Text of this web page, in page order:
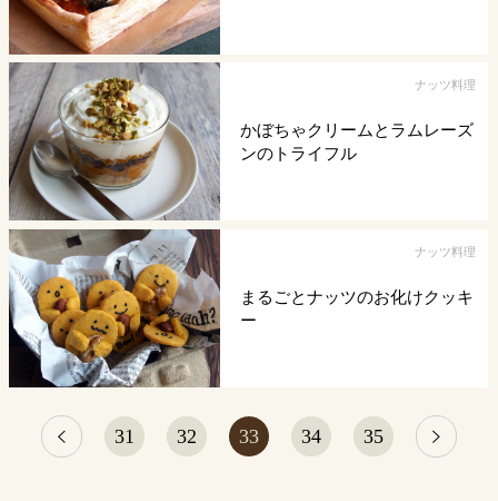
ナッツ料理
かぼちゃクリームとラムレーズ
ンのトライフル
ナッツ料理
まるごとナッツのお化けクッキ
ー
31 32 33 34 35